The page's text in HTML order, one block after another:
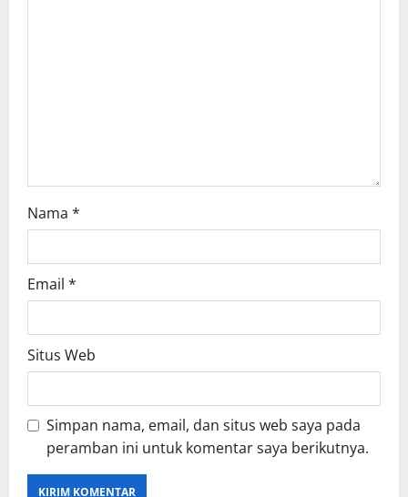
Nama *
Email *
Situs Web
Simpan nama, email, dan situs web saya pada
peramban ini untuk komentar saya berikutnya.